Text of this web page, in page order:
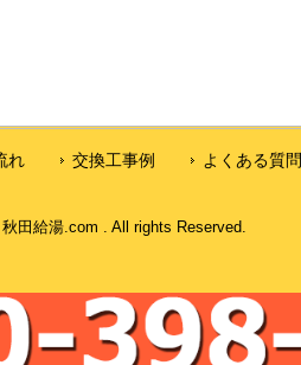
れ 交換工事例 よくある質問
田給湯.com . All rights Reserved.